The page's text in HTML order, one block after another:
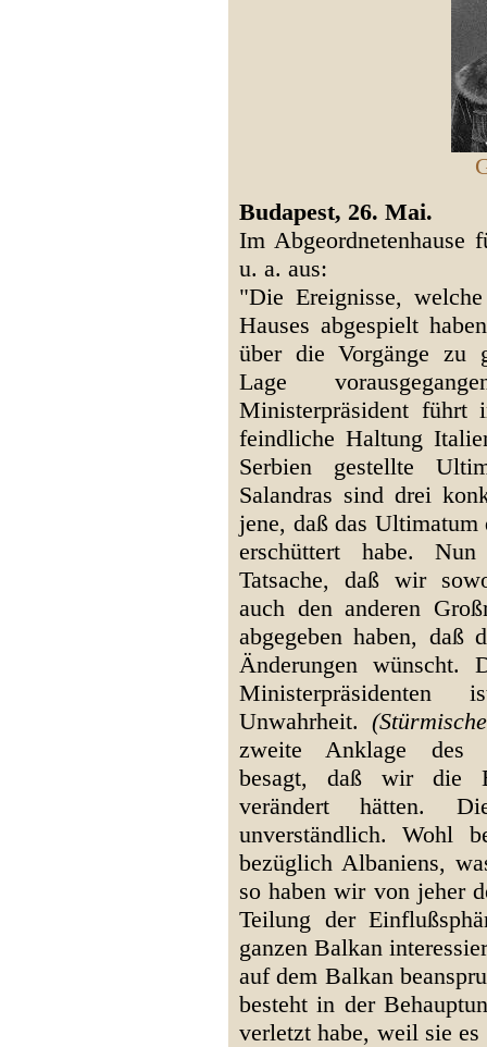
Budapest, 26. Mai.
Im Abgeordnetenhause
u. a. aus:
"Die Ereignisse,
Hauses abgespielt
über die Vorgänge zu
Lage
Ministerpräsident führt
feindliche Haltung
Serbien gestellte
Salandras sind drei
jene, daß das
erschüttert habe.
Tatsache, daß wir
auch den anderen
abgegeben haben, daß
Änderungen wünscht.
Unwahrheit.
zweite Anklage des
besagt, daß wir die
verändert hätten.
unverständlich. Wohl
bezüglich Albaniens,
so haben wir von jeher
Teilung der
ganzen Balkan
auf dem Balkan
besteht in der
verletzt habe, weil sie